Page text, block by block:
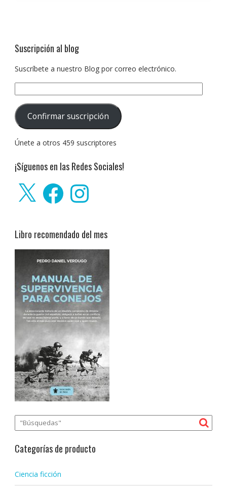
Suscripción al blog
Suscríbete a nuestro Blog por correo electrónico.
de
correo
electrónico:
Confirmar suscripción
Únete a otros 459 suscriptores
¡Síguenos en las Redes Sociales!
FacebookInstagram
Libro recomendado del mes
Categorías de producto
Ciencia ficción